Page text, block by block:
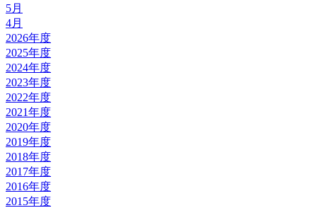
5月
4月
2026年度
2025年度
2024年度
2023年度
2022年度
2021年度
2020年度
2019年度
2018年度
2017年度
2016年度
2015年度